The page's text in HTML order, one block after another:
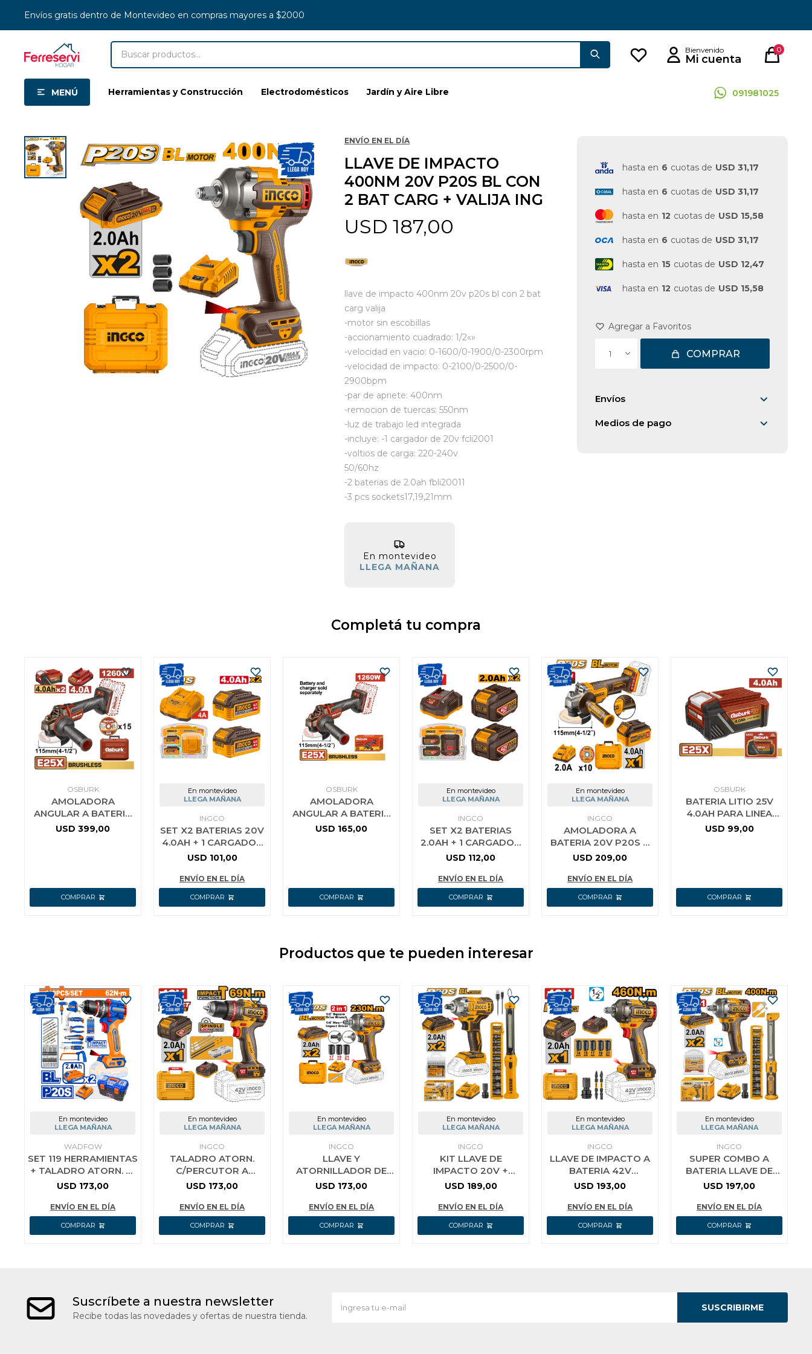
MENÚ Herramientas y Construcción Electrodomésticos Jardín y Aire Libre 091981025
0
Envíos gratis dentro de Montevideo en compras mayores a $2000
ENVÍO EN EL DÍA
LLAVE DE IMPACTO
400NM 20V P20S BL CON
2 BAT CARG + VALIJA ING
USD 187,00
llave de impacto 400nm 20v p20s bl con 2 bat
carg valija
-motor sin escobillas
-accionamiento cuadrado: 1/2«»
-velocidad en vacio: 0-1600/0-1900/0-2300rpm
-velocidad de impacto: 0-2100/0-2500/0-
2900bpm
-par de apriete: 400nm
-remocion de tuercas: 550nm
-luz de trabajo led integrada
-incluye: -1 cargador de 20v fcli2001
-voltios de carga: 220-240v
50/60hz
-2 baterias de 2.0ah fbli20011
-3 pcs sockets17,19,21mm
En montevideo
LLEGA MAÑANA
hasta en 6 cuotas de USD 31,17
hasta en 6 cuotas de USD 31,17
hasta en 12 cuotas de USD 15,58
hasta en 6 cuotas de USD 31,17
hasta en 15 cuotas de USD 12,47
hasta en 12 cuotas de USD 15,58
1 COMPRAR
Envíos
Medios de pago
Completá tu compra
OSBURK
AMOLADORA
ANGULAR A BATERIA
25V E25X 115MM (4-
USD 399,00
En montevideo
LLEGA MAÑANA
INGCO
SET X2 BATERIAS 20V
4.0AH + 1 CARGADOR
INGCO FBCPK2013
USD 101,00
ENVÍO EN EL DÍA
OSBURK
AMOLADORA
ANGULAR A BATERIA
25V E25X 115MM (4-
USD 165,00
En montevideo
LLEGA MAÑANA
INGCO
SET X2 BATERIAS
2.0AH + 1 CARGADOR
42V P42M INGCO
USD 112,00
ENVÍO EN EL DÍA
En montevideo
LLEGA MAÑANA
INGCO
AMOLADORA A
BATERIA 20V P20S 4
1/2´´ BRUSHLESS CON
SEGURIDAD C/1
USD 209,00
ENVÍO EN EL DÍA
OSBURK
BATERIA LITIO 25V
4.0AH PARA LINEA
E25X USO INDUSTRIAL
USD 99,00
Productos que te pueden interesar
En montevideo
LLEGA MAÑANA
WADFOW
SET 119 HERRAMIENTAS
+ TALADRO ATORN. C/
PERCUTOR 20V 62NM+
BAT+CARGADOR+VALIJ
USD 173,00
ENVÍO EN EL DÍA
En montevideo
LLEGA MAÑANA
INGCO
TALADRO ATORN.
C/PERCUTOR A
BATERIA 42V 69NM
BATERIA +
CARGADOR + V
USD 173,00
ENVÍO EN EL DÍA
En montevideo
LLEGA MAÑANA
INGCO
LLAVE Y
ATORNILLADOR DE
IMPACTO A BATERÍA
C/2BAT CARGADOR
USD 173,00
ENVÍO EN EL DÍA
En montevideo
LLEGA MAÑANA
INGCO
KIT LLAVE DE
IMPACTO 20V +
LINTERNA
DADOS IMPACTO
COSLI23011 INGCO
USD 189,00
ENVÍO EN EL DÍA
En montevideo
LLEGA MAÑANA
INGCO
LLAVE DE IMPACTO A
BATERIA 42V
BRUSHLESS 460NM
CARGADOR
ACCESORIOS
USD 193,00
ENVÍO EN EL DÍA
En montevideo
LLEGA MAÑANA
INGCO
SUPER COMBO A
BATERIA LLAVE DE
IMPACTO 400NM 20V
RECARGABLE +
DADOS I
USD 197,00
ENVÍO EN EL DÍA
Suscríbete a nuestra newsletter
Recibe todas las novedades y ofertas de nuestra tienda.
SUSCRIBIRME